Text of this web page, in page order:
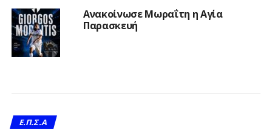
Ανακοίνωσε Μωραΐτη η Αγία
Παρασκευή
Ε.Π.Σ.Α